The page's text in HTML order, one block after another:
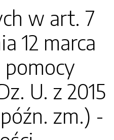
w art. 7
12 marca
U. z 2015
zm.) -